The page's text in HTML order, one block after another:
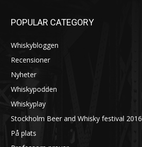
POPULAR CATEGORY
Whiskybloggen
Recensioner
Nyheter
Whiskypodden
Whiskyplay
Stockholm Beer and Whisky festival 2016
På plats